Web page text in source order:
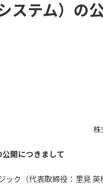
ステム）の
株
公開につきまして
ク（代表取締役：里見 英